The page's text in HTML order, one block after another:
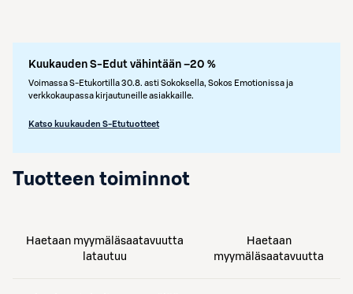
Kuukauden S-Edut vähintään –20 %
Voimassa S-Etukortilla 30.8. asti Sokoksella, Sokos Emotionissa ja
verkkokaupassa kirjautuneille asiakkaille.
Katso kuukauden S-Etutuotteet
Tuotteen toiminnot
Haetaan myymäläsaatavuutta
latautuu
Haetaan
myymäläsaatavuutta